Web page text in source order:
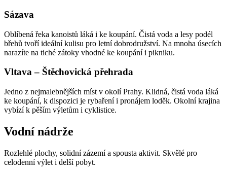
Sázava
Oblíbená řeka kanoistů láká i ke koupání. Čistá voda a lesy podél
břehů tvoří ideální kulisu pro letní dobrodružství. Na mnoha úsecích
narazíte na tiché zátoky vhodné ke koupání i pikniku.
Vltava – Štěchovická přehrada
Jedno z nejmalebnějších míst v okolí Prahy. Klidná, čistá voda láká
ke koupání, k dispozici je rybaření i pronájem loděk. Okolní krajina
vybízí k pěším výletům i cyklistice.
Vodní nádrže
Rozlehlé plochy, solidní zázemí a spousta aktivit. Skvělé pro
celodenní výlet i delší pobyt.